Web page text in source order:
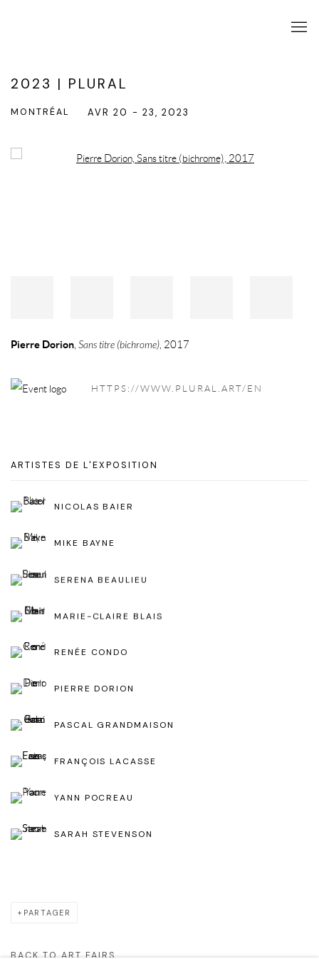
2023 | PLURAL
MONTRÉAL AVR 20 - 23, 2023
Open a larger version of the following image in a popup:
Pierre Dorion Sans titre (bichrome) , 2017
HTTPS://WWW.PLURAL.ART/EN
ARTISTES DE L'EXPOSITION
NICOLAS BAIER
MIKE BAYNE
SERENA BEAULIEU
MARIE-CLAIRE BLAIS
RENÉE CONDO
PIERRE DORION
PASCAL GRANDMAISON
FRANÇOIS LACASSE
YANN POCREAU
SARAH STEVENSON
PARTAGER
BACK TO ART FAIRS